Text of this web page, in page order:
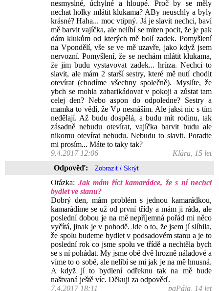
nesmyslné, úchylné a hloupé. Proč by se měly
nechat holky mlátit klukama? ABy neuschly a byly
krásné? Haha... moc vtipný. Já je slavit nechci, baví
mě barvit vajíčka, ale nelíbí se miten pocit, že je pak
dám klukům od kterých mě bolí zadek. Pomyšlení
na Vpondělí, vše se ve mě uzavře, jako když jsem
nervozní. Pomyšlení, že se nechám mlátit klukama,
že jim budu vystavovat zadek... hrůza. Nechci to
slavit, ale mám 2 starší sestry, které mě nutí chodit
otevírat (chodíme všechny společně). Myslíte, že
ybch se mohla zabarikádovat v pokoji a zůstat tam
celej den? Nebo aspon do odpoledne? Sestry a
mamka to vědí, že Vp nesnáším. Ale jaksi nic s tím
nedělají. Až budu dospělá, a budu mít rodinu, tak
zásadně nebudu otevírat, vajíčka barvit budu ale
nikomu otevírat nebudu. Nebudu to slavit. Poradte
mi prosím... Máte to taky tak?
9.4.2017 12:06
Klára, 15 let
Odpověď:
Otázka: Jak mám říct kamarádce, že s ní nechci
bydlet ve stanu?
Dobrý den, mám problém s jednou kamarádkou,
kamarádíme se už od první třídy a mám ji ráda, ale
poslední dobou je na mě nepříjemná pořád mi něco
vyčítá, jinak je v pohodě. Jde o to, že jsem jí slíbila,
že spolu budeme bydlet v podsadovém stanu a je to
poslední rok co jsme spolu ve třídě a nechtěla bych
se s ní pohádat. My jsme obě dvě hrozně náladové a
víme to o sobě, ale nelíbí se mi jak je na mě hnusná.
A když jí to bydlení odřeknu tak na mě bude
naštvaná ještě víc. Děkuji za odpověď.
7.4.2017 18:11
paPája, 14 let